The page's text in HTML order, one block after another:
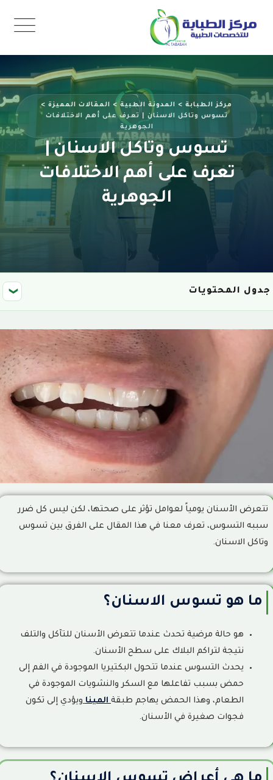
تسوس وتاكل الاسنان |
تعرف على أهم الاختلافات
الجوهرية
مركز الطبابة > المدونة الطبية > المقالات المميزة >
تسوس وتاكل الاسنان | تعرف على أهم الاختلافات
الجوهرية
جدول المحتويات ❮
ما هي أعراض تسوس الاسنان؟
ما هي أسباب تسوس الاسنان؟
كيف يتم تشخيص تسوس الاسنان؟
ما هي أنواع تسوس الاسنان؟
تسوس البقعة الأولية:
7 تسوس السطح الخارجي للسن:
8 تسوس عاج السن:
هل تسوس الاسنان مؤلم؟
12 هل ينتقل التسوس بين الاسنان؟
13 كيف يمكنني تجنب تسوس الاسنان؟
ما هو تاكل الاسنان؟
تتعرض الأسنان يومياً لعوامل تؤثر على صحتها، لكن ليس كل ضرر
سببه التسوس، تعرف معنا في هذا المقال على الفرق بين تسوس
وتاكل الاسنان.
ما هو تسوس الاسنان؟
هو حالة مرضية تحدث عندما تتعرض الأسنان للتآكل والتلف
نتيجة لتراكم البلاك على سطح الأسنان.
يحدث التسوس عندما تتحول البكتيريا الموجودة في الفم إلى
حمض بسبب تفاعلها مع السكر والنشويات الموجودة في
الطعام، وهذا الحمض يهاجم طبقة المينا ويؤدي إلى تكون
فجوات صغيرة في الأسنان.